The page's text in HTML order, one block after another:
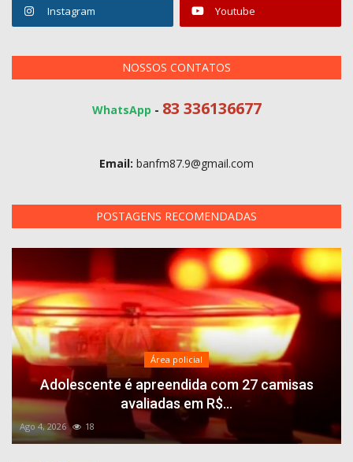
Instagram Youtube
NOSSOS CONTATOS
WhatsApp - 83 336136677
Email: banfm87.9@gmail.com
POSTAGENS RECOMENDADAS
Área policial
Adolescente é apreendida com 27 camisas
avaliadas em R$...
Ago 4, 2026 18